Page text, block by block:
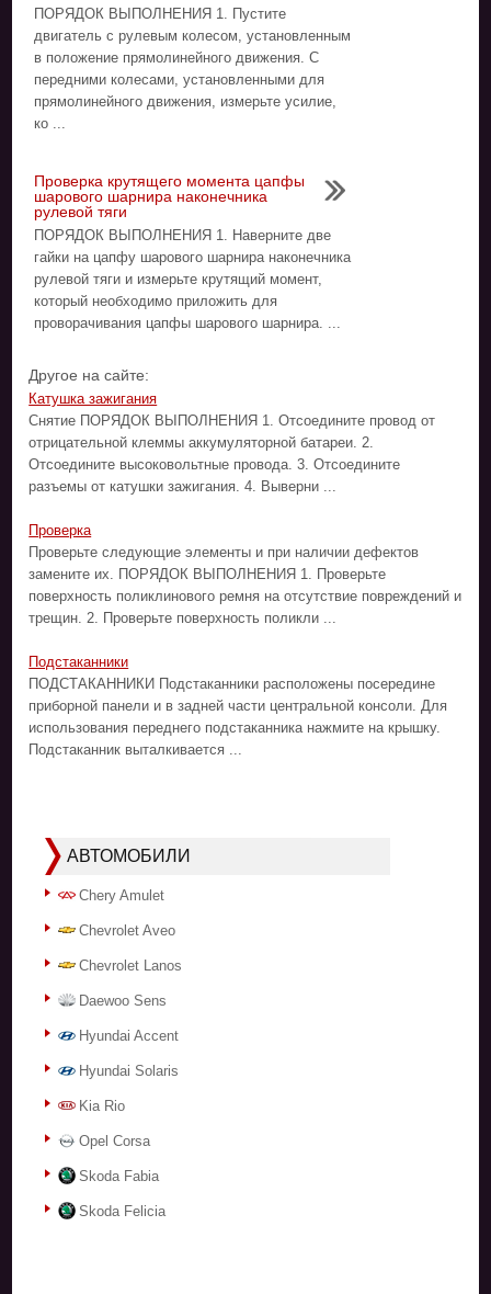
ПОРЯДОК ВЫПОЛНЕНИЯ 1. Пустите
двигатель с рулевым колесом, установленным
в положение прямолинейного движения. С
передними колесами, установленными для
прямолинейного движения, измерьте усилие,
ко ...
Проверка крутящего момента цапфы
шарового шарнира наконечника
рулевой тяги
ПОРЯДОК ВЫПОЛНЕНИЯ 1. Наверните две
гайки на цапфу шарового шарнира наконечника
рулевой тяги и измерьте крутящий момент,
который необходимо приложить для
проворачивания цапфы шарового шарнира. ...
Другое на сайте:
Катушка зажигания
Снятие ПОРЯДОК ВЫПОЛНЕНИЯ 1. Отсоедините провод от
отрицательной клеммы аккумуляторной батареи. 2.
Отсоедините высоковольтные провода. 3. Отсоедините
разъемы от катушки зажигания. 4. Выверни ...
Проверка
Проверьте следующие элементы и при наличии дефектов
замените их. ПОРЯДОК ВЫПОЛНЕНИЯ 1. Проверьте
поверхность поликлинового ремня на отсутствие повреждений и
трещин. 2. Проверьте поверхность поликли ...
Подстаканники
ПОДСТАКАННИКИ Подстаканники расположены посередине
приборной панели и в задней части центральной консоли. Для
использования переднего подстаканника нажмите на крышку.
Подстаканник выталкивается ...
АВТОМОБИЛИ
Chery Amulet
Chevrolet Aveo
Chevrolet Lanos
Daewoo Sens
Hyundai Accent
Hyundai Solaris
Kia Rio
Opel Corsa
Skoda Fabia
Skoda Felicia